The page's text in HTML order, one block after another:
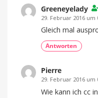
Greeneyelady
29. Februar 2016 um
Gleich mal
Antworten
Pierre
29. Februar 2016 um
Wie kann ich cc